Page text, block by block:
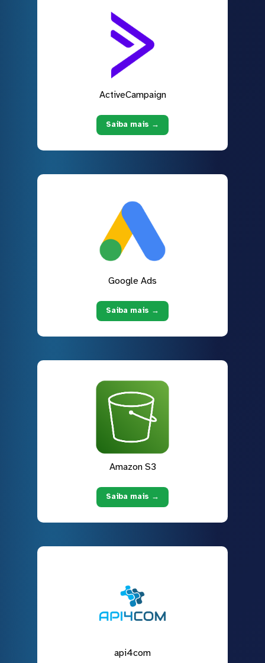
ActiveCampaign
Saiba mais →
Google Ads
Saiba mais →
Amazon S3
Saiba mais →
api4com